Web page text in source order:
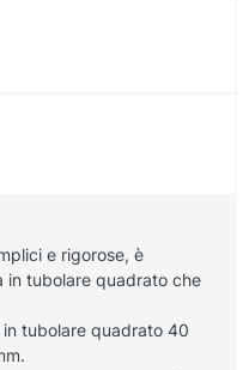
e rigorose, è
in tubolare quadrato che
tubolare quadrato 40